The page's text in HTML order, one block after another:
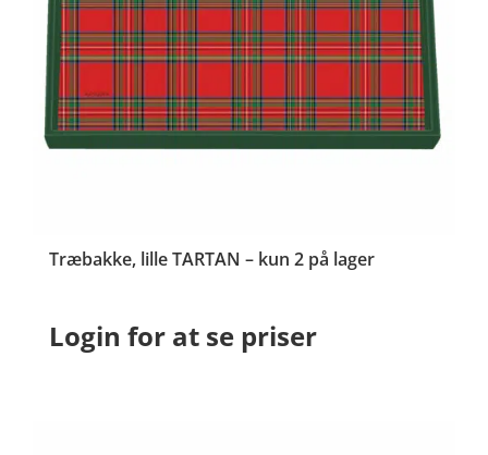
Træbakke, lille TARTAN – kun 2 på lager
Login for at se priser